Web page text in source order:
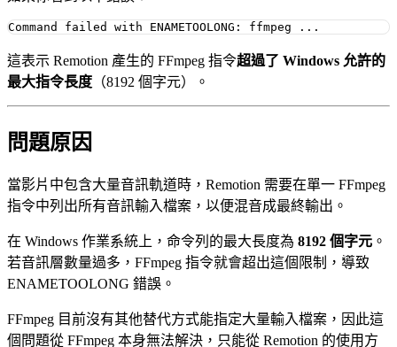
這表示 Remotion 產生的 FFmpeg 指令超過了 Windows 允許的
最大指令長度 （8192 個字元）。
問題原因
當影片中包含大量音訊軌道時，Remotion 需要在單一 FFmpeg
指令中列出所有音訊輸入檔案，以便混音成最終輸出。
在 Windows 作業系統上，命令列的最大長度為 8192 個字元 。
若音訊層數量過多，FFmpeg 指令就會超出這個限制，導致
ENAMETOOLONG 錯誤。
FFmpeg 目前沒有其他替代方式能指定大量輸入檔案，因此這
個問題從 FFmpeg 本身無法解決，只能從 Remotion 的使用方